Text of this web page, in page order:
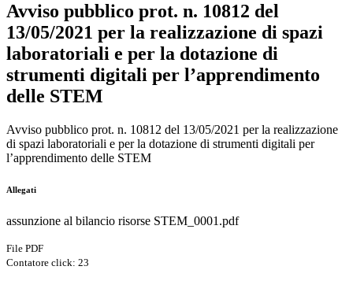
Avviso pubblico prot. n. 10812 del
13/05/2021 per la realizzazione di spazi
laboratoriali e per la dotazione di
strumenti digitali per l’apprendimento
delle STEM
Avviso pubblico prot. n. 10812 del 13/05/2021 per la realizzazione
di spazi laboratoriali e per la dotazione di strumenti digitali per
l’apprendimento delle STEM
Allegati
assunzione al bilancio risorse STEM_0001.pdf
File PDF
Contatore click: 23